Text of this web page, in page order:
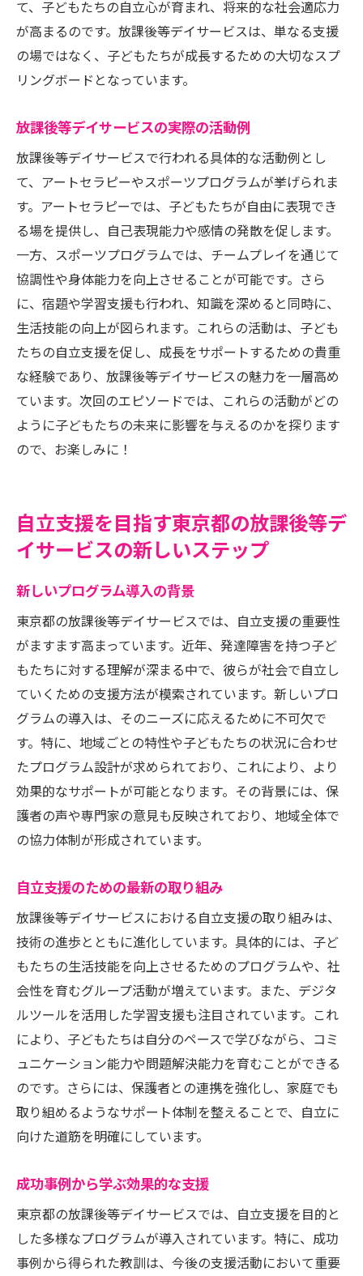
て、子どもたちの自立心が育まれ、将来的な社会適応力
が高まるのです。放課後等デイサービスは、単なる支援
の場ではなく、子どもたちが成長するための大切なスプ
リングボードとなっています。
放課後等デイサービスの実際の活動例
放課後等デイサービスで行われる具体的な活動例とし
て、アートセラピーやスポーツプログラムが挙げられま
す。アートセラピーでは、子どもたちが自由に表現でき
る場を提供し、自己表現能力や感情の発散を促します。
一方、スポーツプログラムでは、チームプレイを通じて
協調性や身体能力を向上させることが可能です。さら
に、宿題や学習支援も行われ、知識を深めると同時に、
生活技能の向上が図られます。これらの活動は、子ども
たちの自立支援を促し、成長をサポートするための貴重
な経験であり、放課後等デイサービスの魅力を一層高め
ています。次回のエピソードでは、これらの活動がどの
ように子どもたちの未来に影響を与えるのかを探ります
ので、お楽しみに！
自立支援を目指す東京都の放課後等デ
イサービスの新しいステップ
新しいプログラム導入の背景
東京都の放課後等デイサービスでは、自立支援の重要性
がますます高まっています。近年、発達障害を持つ子ど
もたちに対する理解が深まる中で、彼らが社会で自立し
ていくための支援方法が模索されています。新しいプロ
グラムの導入は、そのニーズに応えるために不可欠で
す。特に、地域ごとの特性や子どもたちの状況に合わせ
たプログラム設計が求められており、これにより、より
効果的なサポートが可能となります。その背景には、保
護者の声や専門家の意見も反映されており、地域全体で
の協力体制が形成されています。
自立支援のための最新の取り組み
放課後等デイサービスにおける自立支援の取り組みは、
技術の進歩とともに進化しています。具体的には、子ど
もたちの生活技能を向上させるためのプログラムや、社
会性を育むグループ活動が増えています。また、デジタ
ルツールを活用した学習支援も注目されています。これ
により、子どもたちは自分のペースで学びながら、コミ
ュニケーション能力や問題解決能力を育むことができる
のです。さらには、保護者との連携を強化し、家庭でも
取り組めるようなサポート体制を整えることで、自立に
向けた道筋を明確にしています。
成功事例から学ぶ効果的な支援
東京都の放課後等デイサービスでは、自立支援を目的と
した多様なプログラムが導入されています。特に、成功
事例から得られた教訓は、今後の支援活動において重要